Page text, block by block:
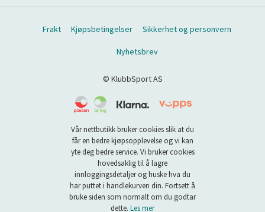
Frakt Kjøpsbetingelser Sikkerhet og personvern
Nyhetsbrev
© KlubbSport AS
Vår nettbutikk bruker cookies slik at du
får en bedre kjøpsopplevelse og vi kan
yte deg bedre service. Vi bruker cookies
hovedsaklig til å lagre
innloggingsdetaljer og huske hva du
har puttet i handlekurven din. Fortsett å
bruke siden som normalt om du godtar
dette. Les mer